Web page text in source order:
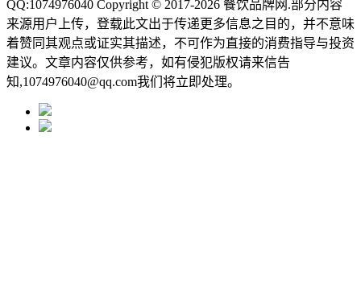
QQ:1074976040 Copyright © 2017-2026 餐饮品牌网 .部分内容
来源用户上传，登载此文出于传递更多信息之目的，并不意味
着赞同其观点或证实其描述，不可作为直接的消费指导与投资
建议。文章内容仅供参考，如有侵犯版权请来信告
知,1074976040@qq.com我们将立即处理。